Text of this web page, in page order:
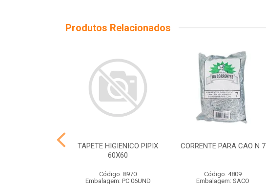
Produtos Relacionados
TAPETE HIGIENICO PIPIX
60X60
Código: 8970
Embalagem: PC 06UND
CORRENTE PARA CAO N 7
Código: 4809
Embalagem: SACO